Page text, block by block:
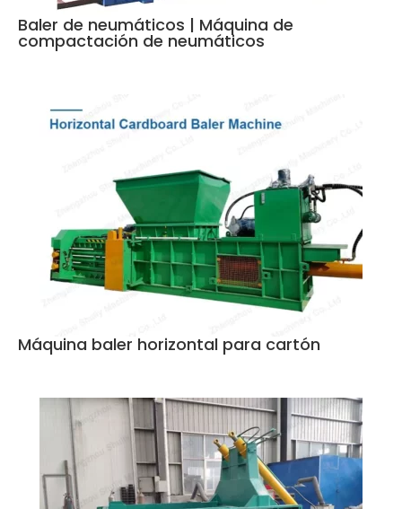
Baler de neumáticos | Máquina de
compactación de neumáticos
Máquina baler horizontal para cartón